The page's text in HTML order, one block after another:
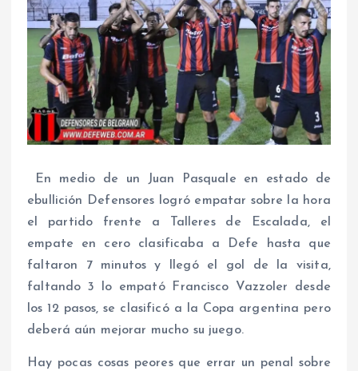
En medio de un Juan Pasquale en estado de
ebullición Defensores logró empatar sobre la hora
el partido frente a Talleres de Escalada, el
empate en cero clasificaba a Defe hasta que
faltaron 7 minutos y llegó el gol de la visita,
faltando 3 lo empató Francisco Vazzoler desde
los 12 pasos, se clasificó a la Copa argentina pero
deberá aún mejorar mucho su juego.
Hay pocas cosas peores que errar un penal sobre